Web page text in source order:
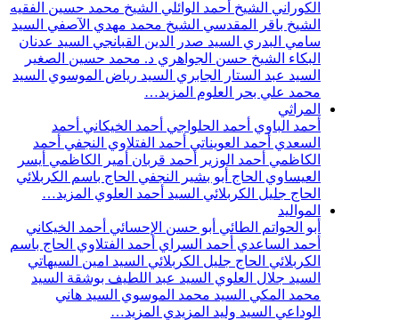
الكوراني الشيخ أحمد الوائلي الشيخ محمد حسين الفقيه
الشيخ باقر المقدسي الشيخ محمد مهدي الآصفي السيد
سامي البدري السيد صدر الدين القبانجي السيد عدنان
البكاء الشيخ حسن الجواهري د. محمد حسين الصغير
السيد عبد الستار الجابري السيد رياض الموسوي السيد
محمد علي بحر العلوم المزيد…
المراثي
أحمد الباوي أحمد الحلواجي أحمد الخيكاني أحمد
السعدي أحمد العويناتي أحمد الفتلاوي النجفي أحمد
الكاظمي أحمد الوزير أحمد قربان أمير الكاظمي أيسر
العيساوي الحاج أبو بشير النجفي الحاج باسم الكربلائي
الحاج جليل الكربلائي السيد أحمد العلوي المزيد…
المواليد
أبو الحواتم الطائي أبو حسن الإحسائي أحمد الخيكاني
أحمد الساعدي أحمد السراي أحمد الفتلاوي الحاج باسم
الكربلائي الحاج جليل الكربلائي السيد امين السيهاتي
السيد جلال العلوي السيد عبد اللطيف بوشقة السيد
محمد المكي السيد محمد الموسوي السيد هاني
الوداعي السيد وليد المزيدي المزيد…